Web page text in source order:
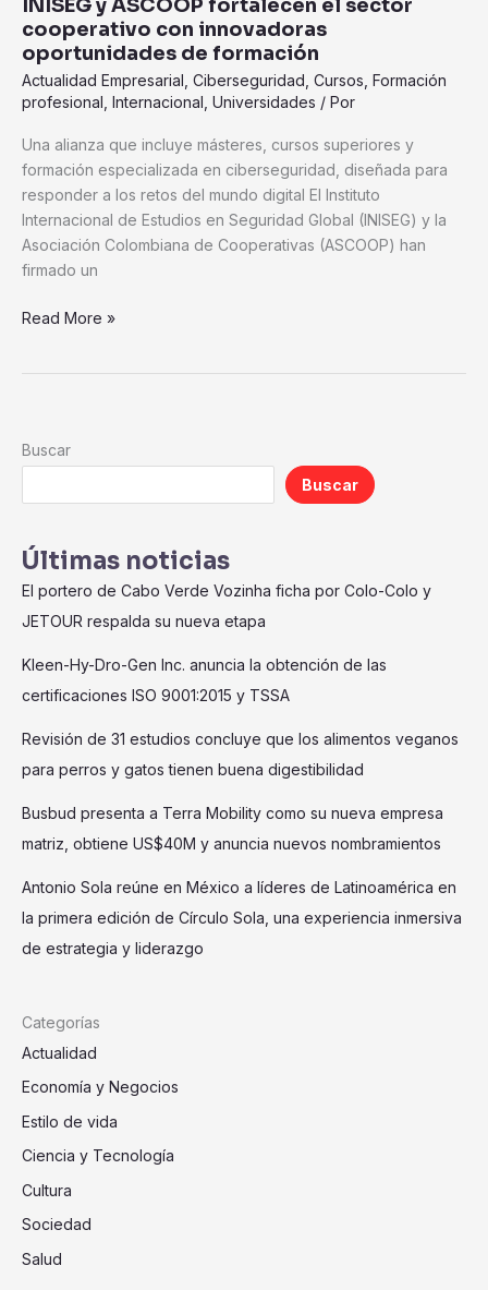
INISEG y ASCOOP fortalecen el sector
cooperativo con innovadoras
oportunidades de formación
Actualidad Empresarial Ciberseguridad Cursos Formación
profesional Internacional Universidades / Por
Una alianza que incluye másteres, cursos superiores y
formación especializada en ciberseguridad, diseñada para
responder a los retos del mundo digital El Instituto
Internacional de Estudios en Seguridad Global (INISEG) y la
Asociación Colombiana de Cooperativas (ASCOOP) han
firmado un
formación
Read More »
Buscar
Buscar
Últimas noticias
El portero de Cabo Verde Vozinha ficha por Colo-Colo y
JETOUR respalda su nueva etapa
Kleen-Hy-Dro-Gen Inc. anuncia la obtención de las
certificaciones ISO 9001:2015 y TSSA
Revisión de 31 estudios concluye que los alimentos veganos
para perros y gatos tienen buena digestibilidad
Busbud presenta a Terra Mobility como su nueva empresa
matriz, obtiene US$40M y anuncia nuevos nombramientos
Antonio Sola reúne en México a líderes de Latinoamérica en
la primera edición de Círculo Sola, una experiencia inmersiva
de estrategia y liderazgo
Categorías
Actualidad
Economía y Negocios
Estilo de vida
Ciencia y Tecnología
Cultura
Sociedad
Salud